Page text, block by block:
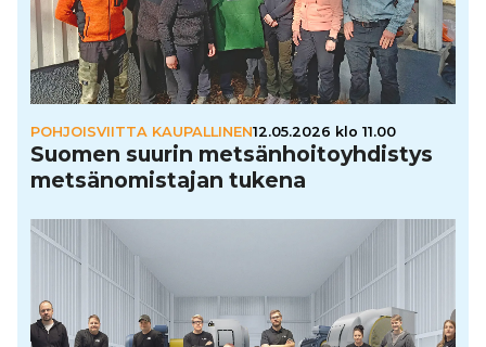
POHJOISVIITTA KAUPALLINEN12.05.2026 klo 11.00
Suomen suurin met­sän­hoi­to­yh­dis­tys
met­sä­no­mis­ta­jan tukena